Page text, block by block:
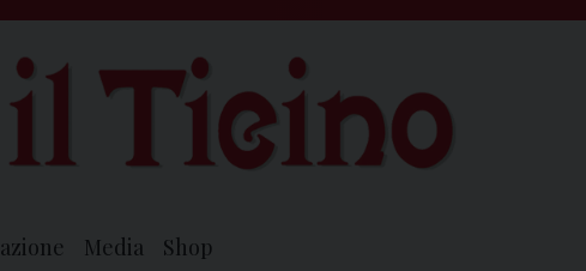
Media Shop